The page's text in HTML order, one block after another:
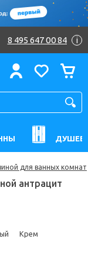
8 495 647 00 84 i
для ванных комнат